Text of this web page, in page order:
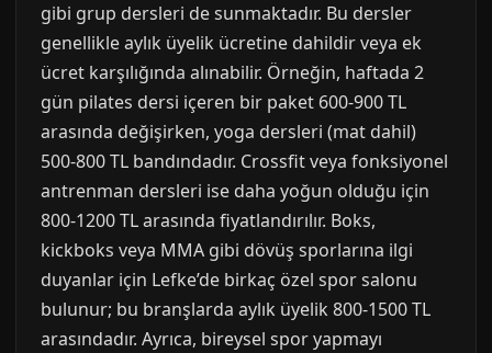
gibi grup dersleri de sunmaktadır. Bu dersler
genellikle aylık üyelik ücretine dahildir veya ek
ücret karşılığında alınabilir. Örneğin, haftada 2
gün pilates dersi içeren bir paket 600-900 TL
arasında değişirken, yoga dersleri (mat dahil)
500-800 TL bandındadır. Crossfit veya fonksiyonel
antrenman dersleri ise daha yoğun olduğu için
800-1200 TL arasında fiyatlandırılır. Boks,
kickboks veya MMA gibi dövüş sporlarına ilgi
duyanlar için Lefke’de birkaç özel spor salonu
bulunur; bu branşlarda aylık üyelik 800-1500 TL
arasındadır. Ayrıca, bireysel spor yapmayı